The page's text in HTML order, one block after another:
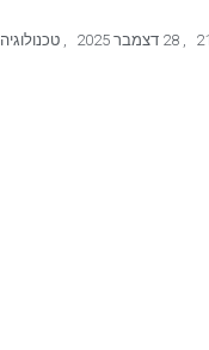
, 28 דצמבר 2025 , טכנולוגיה